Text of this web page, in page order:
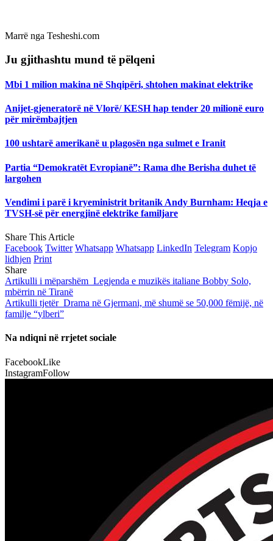
Marrë nga Tesheshi.com
Ju gjithashtu mund të pëlqeni
Mbi 1 milion makina në Shqipëri, shtohen makinat elektrike
Anijet-gjeneratorë në Vlorë/ KESH hap tender 20 milionë euro
për mirëmbajtjen
100 ushtarë amerikanë u plagosën nga sulmet e Iranit
Partia “Demokratët Evropianë”: Rama dhe Berisha duhet të
largohen
Vendimi i parë i kryeministrit britanik Andy Burnham: Heqja e
TVSH-së për energjinë elektrike familjare
Share This Article
Facebook Twitter Whatsapp Whatsapp LinkedIn Telegram Kopjo
lidhjen Print
Share
Artikulli i mëparshëm Legjenda e muzikës italiane Bobby Solo,
mbërrin në Tiranë
Artikulli tjetër Drama në Gjermani, më shumë se 50,000 fëmijë, në
familje “ylberi”
Na ndiqni në rrjetet sociale
FacebookLike
InstagramFollow